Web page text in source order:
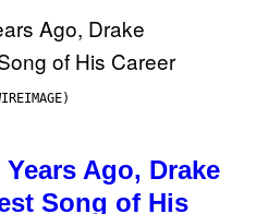
Ago, Drake
Song of His